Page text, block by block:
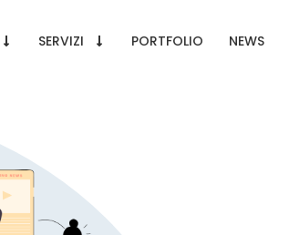
SERVIZI PORTFOLIO NEWS